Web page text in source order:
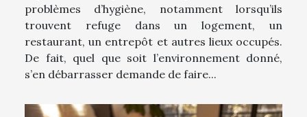
problèmes d’hygiène, notamment lorsqu’ils
trouvent refuge dans un logement, un
restaurant, un entrepôt et autres lieux occupés.
De fait, quel que soit l’environnement donné,
s’en débarrasser demande de faire...